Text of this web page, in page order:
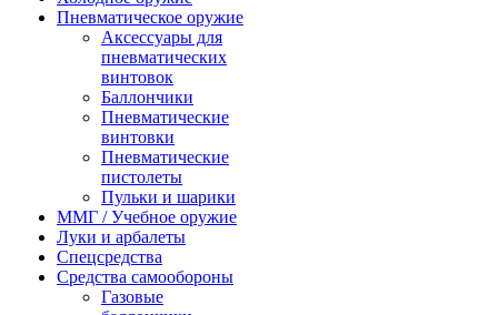
Пневматическое оружие
Аксессуары для
пневматических
винтовок
Баллончики
Пневматические
винтовки
Пневматические
пистолеты
Пульки и шарики
ММГ / Учебное оружие
Луки и арбалеты
Спецсредства
Средства самообороны
Газовые